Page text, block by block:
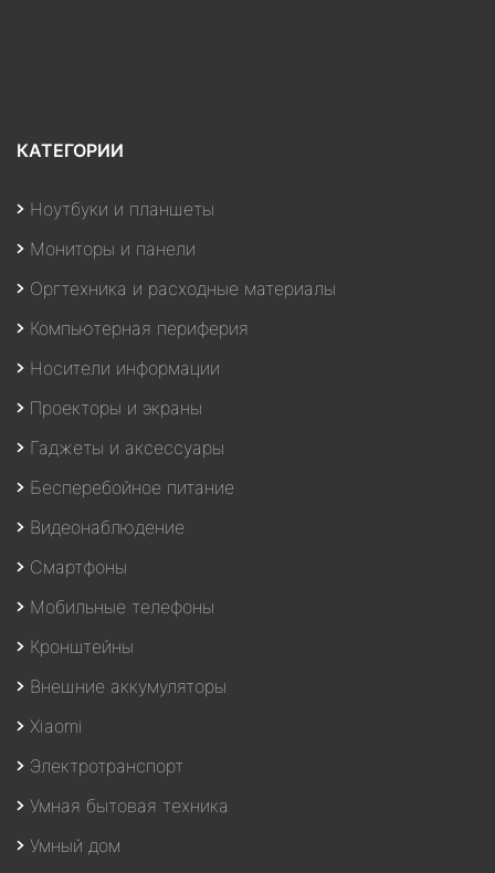
КАТЕГОРИИ
Ноутбуки и планшеты
Мониторы и панели
Оргтехника и расходные материалы
Компьютерная периферия
Носители информации
Проекторы и экраны
Гаджеты и аксессуары
Бесперебойное питание
Видеонаблюдение
Смартфоны
Мобильные телефоны
Кронштейны
Внешние аккумуляторы
Xiaomi
Электротранспорт
Умная бытовая техника
Умный дом